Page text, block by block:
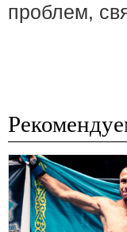
проблем,